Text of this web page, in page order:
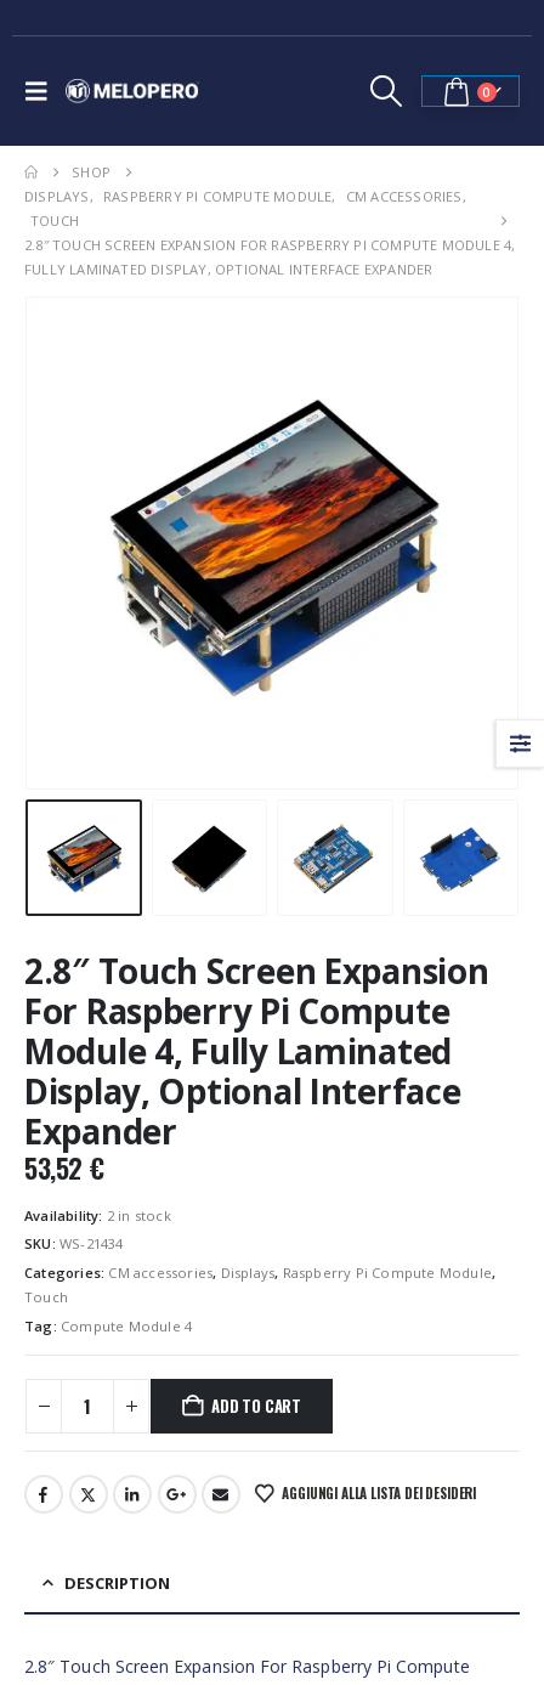
0
SHOP
DISPLAYS, RASPBERRY PI COMPUTE MODULE, CM ACCESSORIES,
TOUCH
2.8″ TOUCH SCREEN EXPANSION FOR RASPBERRY PI COMPUTE MODULE 4,
FULLY LAMINATED DISPLAY, OPTIONAL INTERFACE EXPANDER
2.8″ Touch Screen Expansion
For Raspberry Pi Compute
Module 4, Fully Laminated
Display, Optional Interface
Expander
53,52 €
Availability: 2 in stock
SKU: WS-21434
Categories: CM accessories, Displays, Raspberry Pi Compute Module,
Touch
Tag: Compute Module 4
ADD TO CART
AGGIUNGI ALLA LISTA DEI DESIDERI
DESCRIPTION
2.8″ Touch Screen Expansion For Raspberry Pi Compute